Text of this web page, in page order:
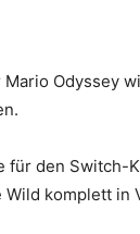
Odyssey
für den Switch-
komplett in